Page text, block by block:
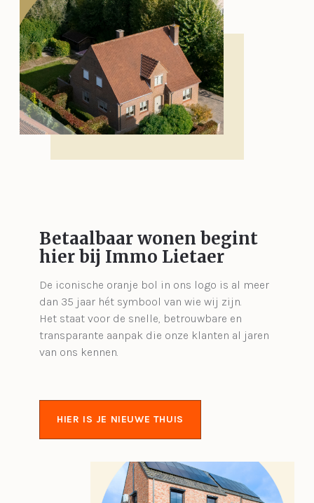
Betaalbaar wonen begint
hier bij Immo Lietaer
De iconische oranje bol in ons logo is al meer
dan 35 jaar hét symbool van wie wij zijn.
Het staat voor de snelle, betrouwbare en
transparante aanpak die onze klanten al jaren
van ons kennen.
HIER IS JE NIEUWE THUIS